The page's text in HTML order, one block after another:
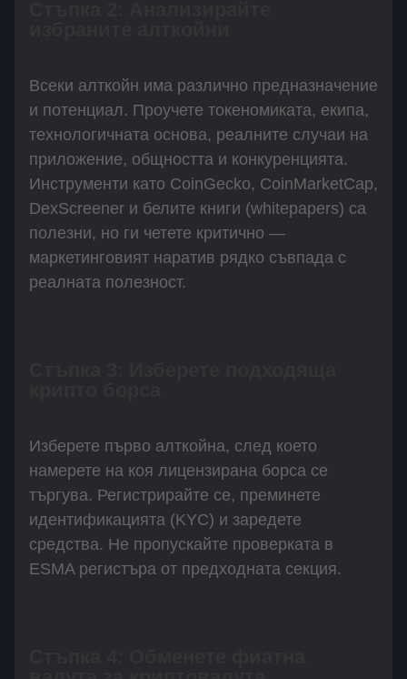
Всеки алткойн има различно предназначение
и потенциал. Проучете токеномиката, екипа,
технологичната основа, реалните случаи на
приложение, общността и конкуренцията.
Инструменти като CoinGecko, CoinMarketCap,
DexScreener и белите книги (whitepapers) са
полезни, но ги четете критично —
маркетинговият наратив рядко съвпада с
реалната полезност.
Изберете първо алткойна, след което
намерете на коя лицензирана борса се
търгува. Регистрирайте се, преминете
идентификацията (KYC) и заредете
средства. Не пропускайте проверката в
ESMA регистъра от предходната секция.